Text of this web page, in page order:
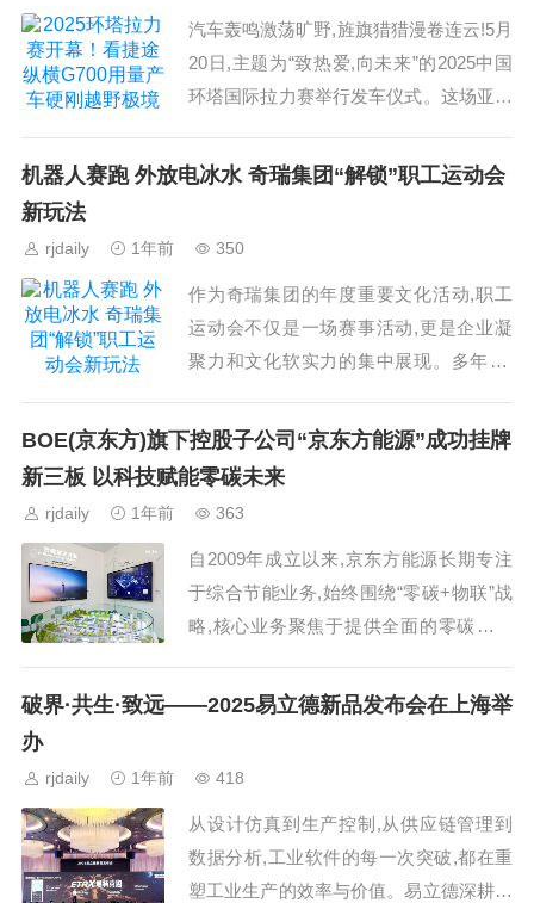
汽车轰鸣激荡旷野,旌旗猎猎漫卷连云!5月
20日,主题为“致热爱,向未来”的2025中国
环塔国际拉力赛举行发车仪式。这场亚洲
车、210名顶尖车手与领航员参赛,上万...
机器人赛跑 外放电冰水 奇瑞集团“解锁”职工运动会
新玩法
rjdaily 1年前 350
作为奇瑞集团的年度重要文化活动,职工
运动会不仅是一场赛事活动,更是企业凝
聚力和文化软实力的集中展现。多年来,
发展,通过运动赛事培养员工团队协作意
识和拼搏进取的精神。...
BOE(京东方)旗下控股子公司“京东方能源”成功挂牌
新三板 以科技赋能零碳未来
rjdaily 1年前 363
自2009年成立以来,京东方能源长期专注
于综合节能业务,始终围绕“零碳+物联”战
略,核心业务聚焦于提供全面的零碳综合
利用以及零碳服务等多个维度。依托BOE
破界·共生·致远——2025易立德新品发布会在上海举
办
rjdaily 1年前 418
从设计仿真到生产控制,从供应链管理到
数据分析,工业软件的每一次突破,都在重
塑工业生产的效率与价值。易立德深耕研